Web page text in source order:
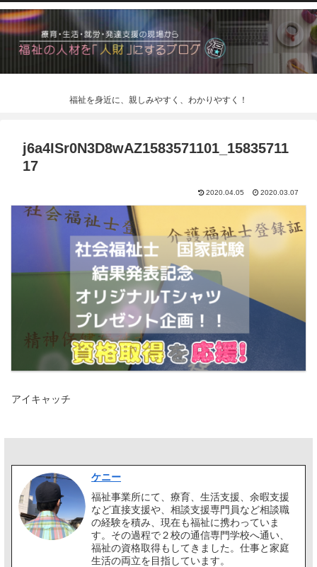
福祉を身近に、親しみやすく、わかりやすく！
j6a4ISr0N3D8wAZ1583571101_15835711
17
2020.04.05 2020.03.07
アイキャッチ
ケニー
福祉事業所にて、療育、生活支援、余暇支援
など直接支援や、相談支援専門員など相談職
の経験を積み、現在も福祉に携わっていま
す。その過程で２校の通信専門学校へ通い、
福祉の資格取得もしてきました。仕事と家庭
生活の両立を目指しています。